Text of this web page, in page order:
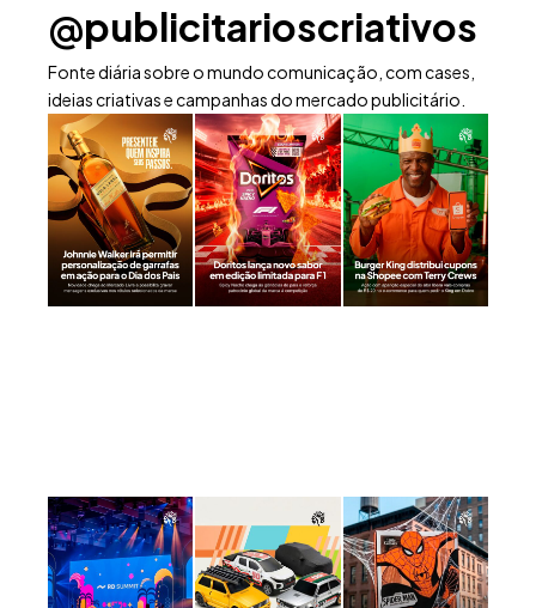
@publicitarioscriativos
Fonte diária sobre o mundo comunicação, com cases,
ideias criativas e campanhas do mercado publicitário.